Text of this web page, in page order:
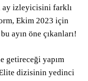
ay izleyicisini farklı
Ekim 2023 için
ayın öne çıkanları!
getireceği yapım
dizisinin yedinci